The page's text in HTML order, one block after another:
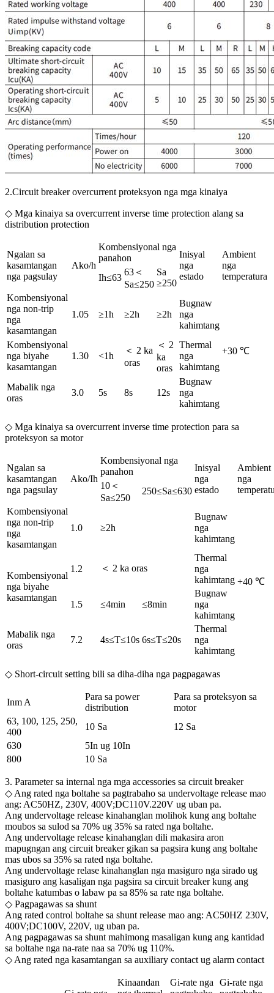
2.Circuit breaker overcurrent proteksyon nga mga kinaiya
◇ Mga kinaiya sa overcurrent inverse time protection alang sa
distribution protection
Ngalan sa
kasamtangan
nga pagsulay
Ako/h
Kombensiyonal nga
panahon
Inisyal
nga
estado
Ambient
nga
temperatura
Ih≤63
63＜
Sa≤250
Sa
≥250
Kombensiyonal
nga non-trip
nga
kasamtangan
1.05 ≥1h ≥2h ≥2h
Bugnaw
nga
kahimtang
+30 ℃
Kombensiyonal
nga biyahe
kasamtangan
1.30 <1h
＜ 2 ka
oras
＜ 2
ka
oras
Thermal
nga
kahimtang
Mabalik nga
oras
3.0 5s 8s 12s
Bugnaw
nga
kahimtang
◇ Mga kinaiya sa overcurrent inverse time protection para sa
proteksyon sa motor
Ngalan sa
kasamtangan
nga pagsulay
Ako/Ih
Kombensiyonal nga
panahon
Inisyal
nga
estado
Ambient
nga
10＜
Sa≤250
250≤Sa≤630
Kombensiyonal
nga non-trip
nga
kasamtangan
1.0 ≥2h
Bugnaw
nga
kahimtang
+40 ℃
Kombensiyonal
nga biyahe
kasamtangan
1.2 ＜ 2 ka oras
Thermal
nga
kahimtang
1.5 ≤4min ≤8min
Bugnaw
nga
kahimtang
Mabalik nga
oras
7.2 4s≤T≤10s 6s≤T≤20s
Thermal
nga
kahimtang
◇ Short-circuit setting bili sa diha-diha nga pagpagawas
Inm A
Para sa power
distribution
Para sa proteksyon sa
motor
63, 100, 125, 250,
400
10 Sa
12 Sa
630
5In ug 10In
800
10 Sa
3. Parameter sa internal nga mga accessories sa circuit breaker
◇ Ang rated nga boltahe sa pagtrabaho sa undervoltage release mao
ang: AC50HZ, 230V, 400V;DC110V.220V ug uban pa.
Ang undervoltage release kinahanglan molihok kung ang boltahe
moubos sa sulod sa 70% ug 35% sa rated nga boltahe.
Ang undervoltage release kinahanglan dili makasira aron
mapugngan ang circuit breaker gikan sa pagsira kung ang boltahe
mas ubos sa 35% sa rated nga boltahe.
Ang undervoltage relase kinahanglan nga masiguro nga sirado ug
masiguro ang kasaligan nga pagsira sa circuit breaker kung ang
boltahe katumbas o labaw pa sa 85% sa rate nga boltahe.
◇ Pagpagawas sa shunt
Ang rated control boltahe sa shunt release mao ang: AC50HZ 230V,
400V;DC100V, 220V, ug uban pa.
Ang pagpagawas sa shunt mahimong masaligan kung ang kantidad
sa boltahe nga na-rate naa sa 70% ug 110%.
◇ Ang rated nga kasamtangan sa auxiliary contact ug alarm contact
Kinaandan
Gi-rate nga
Gi-rate nga